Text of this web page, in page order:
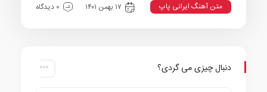
متن آهنگ ایرانی پاپ ۱۷ بهمن ۱۴۰۱ 0 دیدگاه
دنبال چیزی می گردی؟